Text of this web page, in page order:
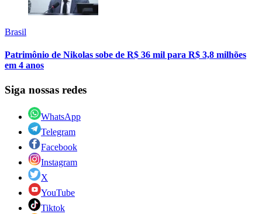
Brasil
Patrimônio de Nikolas sobe de R$ 36 mil para R$ 3,8 milhões
em 4 anos
Siga nossas redes
WhatsApp
Telegram
Facebook
Instagram
X
YouTube
Tiktok